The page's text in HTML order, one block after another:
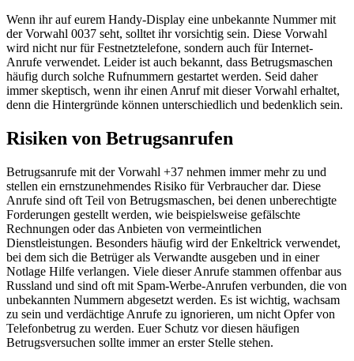
Wenn ihr auf eurem Handy-Display eine unbekannte Nummer mit
der Vorwahl 0037 seht, solltet ihr vorsichtig sein. Diese Vorwahl
wird nicht nur für Festnetztelefone, sondern auch für Internet-
Anrufe verwendet. Leider ist auch bekannt, dass Betrugsmaschen
häufig durch solche Rufnummern gestartet werden. Seid daher
immer skeptisch, wenn ihr einen Anruf mit dieser Vorwahl erhaltet,
denn die Hintergründe können unterschiedlich und bedenklich sein.
Risiken von Betrugsanrufen
Betrugsanrufe mit der Vorwahl +37 nehmen immer mehr zu und
stellen ein ernstzunehmendes Risiko für Verbraucher dar. Diese
Anrufe sind oft Teil von Betrugsmaschen, bei denen unberechtigte
Forderungen gestellt werden, wie beispielsweise gefälschte
Rechnungen oder das Anbieten von vermeintlichen
Dienstleistungen. Besonders häufig wird der Enkeltrick verwendet,
bei dem sich die Betrüger als Verwandte ausgeben und in einer
Notlage Hilfe verlangen. Viele dieser Anrufe stammen offenbar aus
Russland und sind oft mit Spam-Werbe-Anrufen verbunden, die von
unbekannten Nummern abgesetzt werden. Es ist wichtig, wachsam
zu sein und verdächtige Anrufe zu ignorieren, um nicht Opfer von
Telefonbetrug zu werden. Euer Schutz vor diesen häufigen
Betrugsversuchen sollte immer an erster Stelle stehen.